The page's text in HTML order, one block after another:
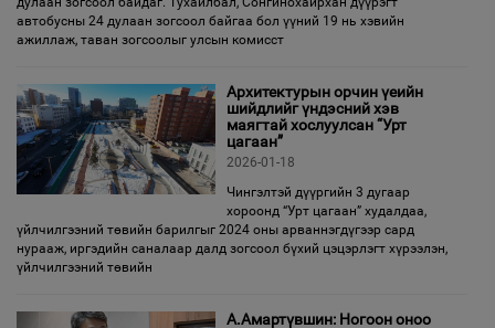
автобусны 24 дулаан зогсоол байгаа бол үүний 19 нь хэвийн
ажиллаж, таван зогсоолыг улсын комисст
Архитектурын орчин үеийн
шийдлийг үндэсний хэв
маягтай хослуулсан “Урт
цагаан”
2026-01-18
Чингэлтэй дүүргийн 3 дугаар
хороонд “Урт цагаан” худалдаа,
үйлчилгээний төвийн барилгыг 2024 оны арваннэгдүгээр сард
нурааж, иргэдийн саналаар далд зогсоол бүхий цэцэрлэгт хүрээлэн,
үйлчилгээний төвийн
А.Амартүвшин: Ногоон оноо